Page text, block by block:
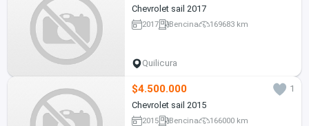
Chevrolet sail 2017
2017 Bencina 169683 km
Quilicura
$4.500.000
1
Chevrolet sail 2015
2015 Bencina 166000 km